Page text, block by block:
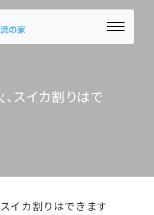
スイカ割りはで
イカ割りはできます